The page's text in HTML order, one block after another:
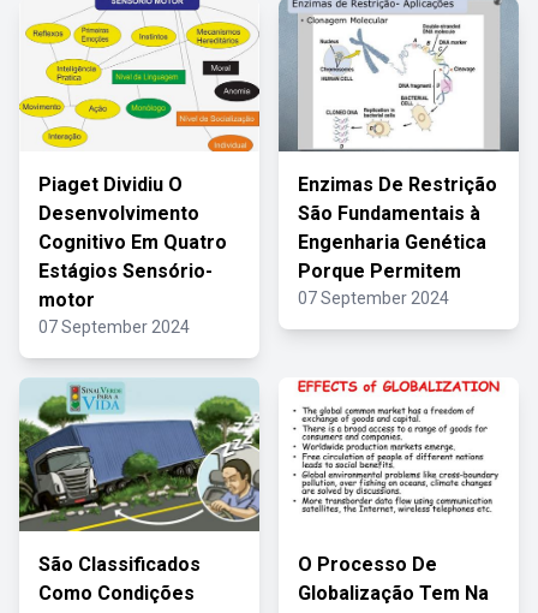
Piaget Dividiu O
Desenvolvimento
Cognitivo Em Quatro
Estágios Sensório-
motor
07 September 2024
Enzimas De Restrição
São Fundamentais à
Engenharia Genética
Porque Permitem
07 September 2024
São Classificados
Como Condições
O Processo De
Globalização Tem Na